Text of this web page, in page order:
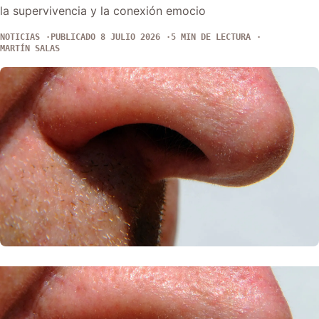
la supervivencia y la conexión emocio
NOTICIAS PUBLICADO 8 JULIO 2026
5 MIN DE LECTURA
MARTÍN SALAS